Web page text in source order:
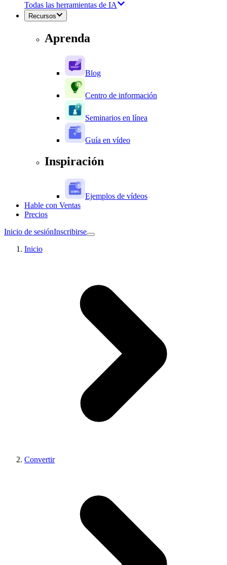
Todas las herramientas de IA
Recursos
Aprenda
Blog
Centro de información
Seminarios en línea
Guía en vídeo
Inspiración
Ejemplos de vídeos
Hable con Ventas
Precios
Inicio de sesiónInscribirse
Inicio
Convertir